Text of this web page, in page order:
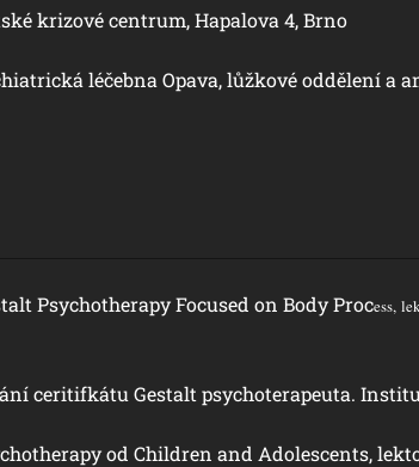
krizové centrum, Hapalova 4, Brno
léčebna Opava, lůžkové oddělení a
Psychotherapy Focused on Body Process,
Gestalt psychoterapeuta.
od Children and Adolescents,